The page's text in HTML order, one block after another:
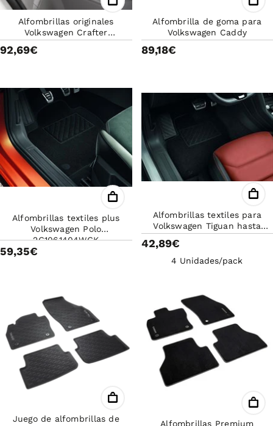
Alfombrillas originales
Volkswagen Crafter
7C1061502A82V
92,69€
Alfombrilla de goma para
Volkswagen Caddy
89,18€
Alfombrillas textiles plus
Volkswagen Polo
2G1061404WGK
59,35€
Alfombrillas textiles para
Volkswagen Tiguan hasta
2024
42,89€
4 Unidades/pack
Juego de alfombrillas de
Alfombrillas Premium